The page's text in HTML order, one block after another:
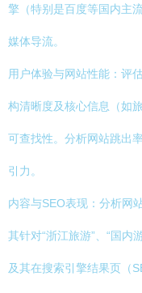
擎（特别是百度等国内主
媒体导流。
用户体验与网站性能：评
构清晰度及核心信息（如
可查找性。分析网站跳出
引力。
内容与SEO表现：分析网
其针对“浙江旅游”、“国内
及其在搜索引擎结果页（